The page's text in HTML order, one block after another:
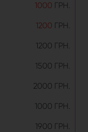
1000 ГРН.
1200 ГРН.
1200 ГРН.
1500 ГРН.
2000 ГРН.
1000 ГРН.
1900 ГРН.